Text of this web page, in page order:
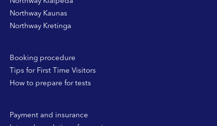
Northway Kaunas
Northway Kretinga
Booking procedure
Tips for First Time Visitors
How to prepare for tests
Payment and insurance